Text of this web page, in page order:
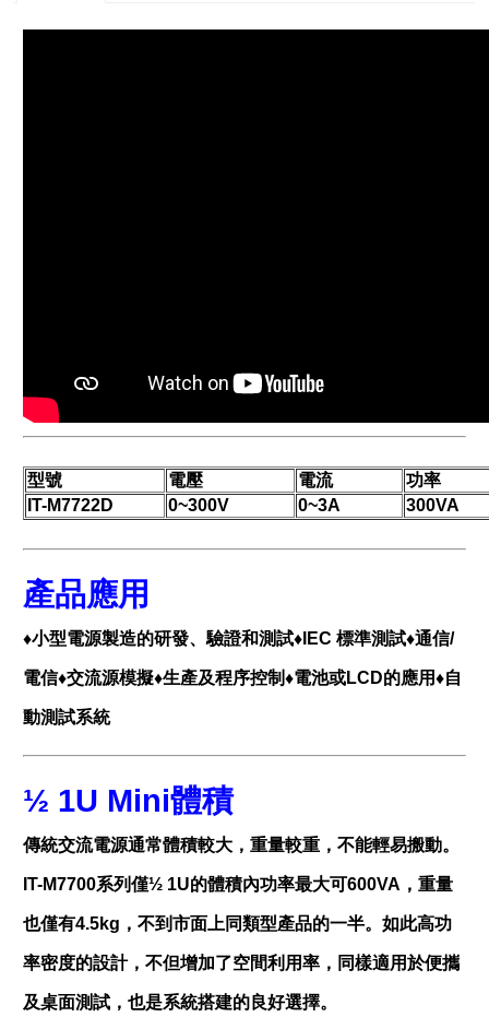
型號 電壓 電流
功率
IT-M7722D
0~300V 0~3A 300VA
產品應用
♦小型電源製造的研發、驗證和測試♦IEC 標準測試♦通信/
電信♦交流源模擬♦生產及程序控制♦電池或LCD的應用♦自
動測試系統
½ 1U Mini體積
傳統交流電源通常體積較大，重量較重，不能輕易搬動。
IT-M7700系列僅½ 1U的體積內功率最大可600VA，重量
也僅有4.5kg，不到市面上同類型產品的一半。如此高功
率密度的設計，不但增加了空間利用率，同樣適用於便攜
及桌面測試，也是系統搭建的良好選擇。